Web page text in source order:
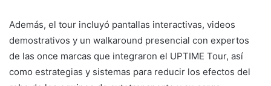
Además, el tour incluyó pantallas interactivas, videos
demostrativos y un walkaround presencial con expertos
de las once marcas que integraron el UPTIME Tour, así
como estrategias y sistemas para reducir los efectos del